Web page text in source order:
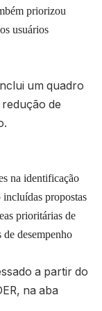
priorizou
usuários
um quadro
de
na identificação
incluídas propostas
prioritárias de
desempenho
a partir do
na aba